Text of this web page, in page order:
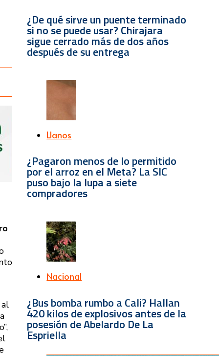
¿De qué sirve un puente terminado
si no se puede usar? Chirajara
sigue cerrado más de dos años
después de su entrega
Llanos
¿Pagaron menos de lo permitido
por el arroz en el Meta? La SIC
puso bajo la lupa a siete
compradores
Nacional
¿Bus bomba rumbo a Cali? Hallan
420 kilos de explosivos antes de la
posesión de Abelardo De La
Espriella